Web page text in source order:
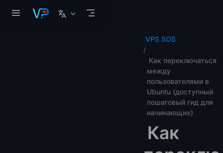
VPS SOS
Как переключаться
между
пользователями в
Ubuntu (доступный
пошаговый гид для
начинающих)
Как